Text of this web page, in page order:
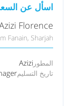
اسأل عن
Florence
Fanain, Sharjah
المطور Azizi
تاريخ التسليم